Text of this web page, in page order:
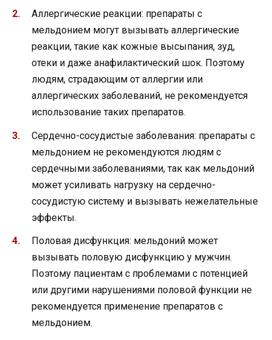
Аллергические реакции: препараты с
мельдонием могут вызывать аллергические
реакции, такие как кожные высыпания, зуд,
отеки и даже анафилактический шок. Поэтому
людям, страдающим от аллергии или
аллергических заболеваний, не рекомендуется
использование таких препаратов.
Сердечно-сосудистые заболевания: препараты с
мельдонием не рекомендуются людям с
сердечными заболеваниями, так как мельдоний
может усиливать нагрузку на сердечно-
сосудистую систему и вызывать нежелательные
эффекты.
Половая дисфункция: мельдоний может
вызывать половую дисфункцию у мужчин.
Поэтому пациентам с проблемами с потенцией
или другими нарушениями половой функции не
рекомендуется применение препаратов с
мельдонием.